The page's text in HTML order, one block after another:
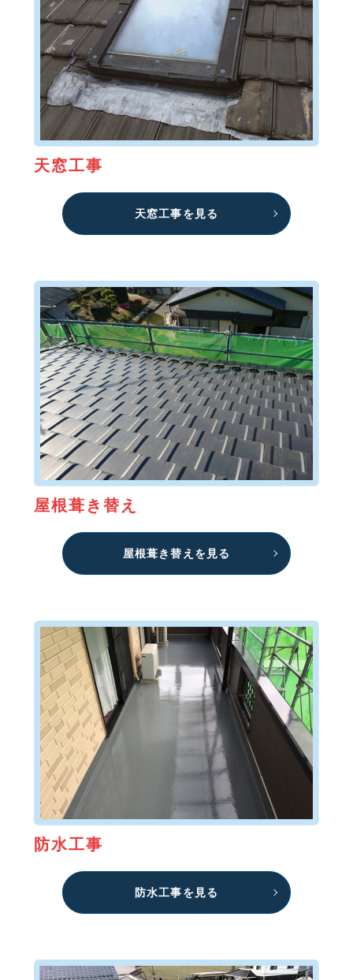
天窓工事
天窓工事を見る
屋根葺き替え
屋根葺き替えを見る
防水工事
防水工事を見る